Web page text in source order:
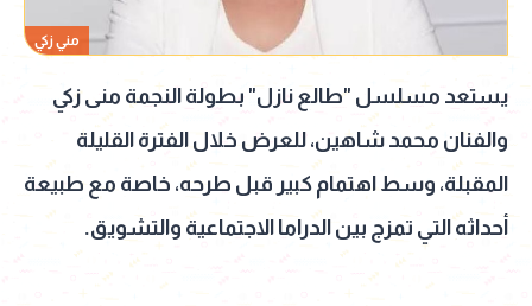
مني زكي
يستعد مسلسل "طالع نازل" بطولة النجمة منى زكي
والفنان محمد شاهين، للعرض خلال الفترة القليلة
المقبلة، وسط اهتمام كبير قبل طرحه، خاصة مع طبيعة
أحداثه التي تمزج بين الدراما الاجتماعية والتشويق.